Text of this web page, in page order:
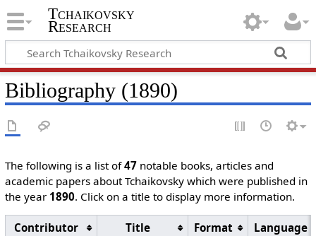
Tchaikovsky
Research
Bibliography (1890)
The following is a list of47notable books, articles and
academic papers about Tchaikovsky which were published in
the year 1890. Click on a title to display more information.
Contributor Title Format
Language